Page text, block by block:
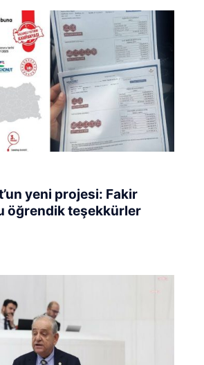
yeni projesi: Fakir
öğrendik teşekkürler